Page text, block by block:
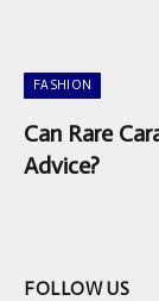
FASHION
Can Rare
Advice?
FOLLOW US